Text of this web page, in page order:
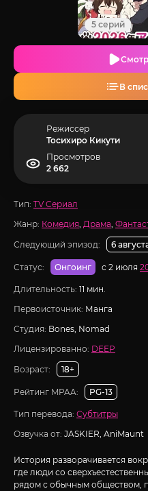
5 серий
В
Режиссер
Тосихиро Кикути
Просмотров
2 662
Тип: TV Сериал
Жанр: Комедия, Драма,
Следующий эпизод:
6
Статус: Онгоинг с 2 июля
Длительность: 11 мин.
Первоисточник: Манга
Студия: Bones, Nomad
Лицензированно: DEEP
Возраст:
18+
Рейтинг MPAA: PG-13
Тип перевода: Субтитры
Озвучка от: JASKIER, AniMaunt
История разворачивается
где люди со
рядом с обычным обществом,